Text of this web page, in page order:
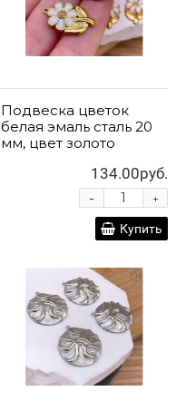
Подвеска цветок
белая эмаль сталь 20
мм, цвет золото
134.00руб.
+
-
Купить